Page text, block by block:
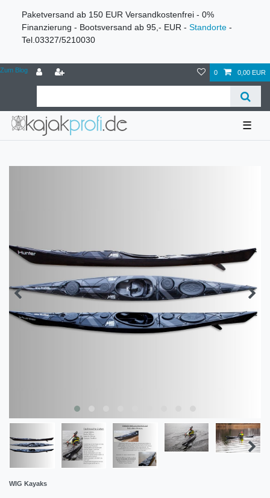
Paketversand ab 150 EUR Versandkostenfrei - 0%
Finanzierung - Bootsversand ab 95,- EUR - Standorte -
Tel.03327/5210030
Zum Blog 0 0,00 EUR
☰
WIG Kayaks